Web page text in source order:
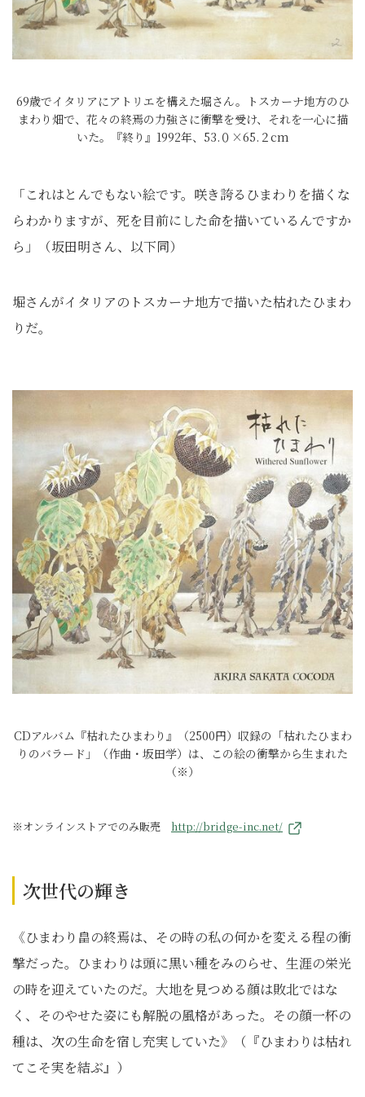
69歳でイタリアにアトリエを構えた堀さん。トスカーナ地方のひ
まわり畑で、花々の終焉の力強さに衝撃を受け、それを一心に描
いた。『終り』1992年、53.０×65.２cm
「これはとんでもない絵です。咲き誇るひまわりを描くな
らわかりますが、死を目前にした命を描いているんですか
ら」（坂田明さん、以下同）
堀さんがイタリアのトスカーナ地方で描いた枯れたひまわ
りだ。
CDアルバム『枯れたひまわり』（2500円）収録の「枯れたひまわ
りのバラード」（作曲・坂田学）は、この絵の衝撃から生まれた
（※）
※オンラインストアでのみ販売 http://bridge-inc.net/
次世代の輝き
《ひまわり畠の終焉は、その時の私の何かを変える程の衝
撃だった。ひまわりは頭に黒い種をみのらせ、生涯の栄光
の時を迎えていたのだ。大地を見つめる顔は敗北ではな
く、そのやせた姿にも解脱の風格があった。その顔一杯の
種は、次の生命を宿し充実していた》（『ひまわりは枯れ
てこそ実を結ぶ』）